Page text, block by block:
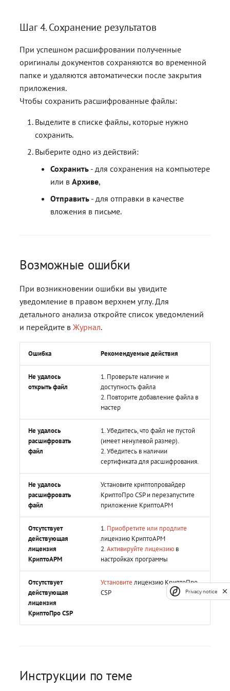
Шаг 4. Сохранение результатов
При успешном расшифровании полученные
оригиналы документов сохраняются во временной
папке и удаляются автоматически после закрытия
приложения.
Чтобы сохранить расшифрованные файлы:
Выделите в списке файлы, которые нужно
сохранить.
Выберите одно из действий:
Сохранить - для сохранения на компьютере
или вАрхиве,
Отправить - для отправки в качестве
вложения в письме.
Возможные ошибки
При возникновении ошибки вы увидите
уведомление в правом верхнем углу. Для
детального анализа откройте список уведомлений
и перейдите вЖурнал.
Ошибка Рекомендуемые действия
Не удалось
открыть файл
1. Проверьте наличие и
доступность файла
2. Повторите добавление файла в
мастер
Не удалось
расшифровать
файл
1. Убедитесь, что файл не пустой
(имеет ненулевой размер).
2. Убедитесь в наличии
сертификата для расшифрования.
Не удалось
расшифровать
файл
Установите криптопровайдер
КриптоПро CSP и перезапустите
приложение КриптоАРМ
Отсутствует
действующая
лицензия
КриптоАРМ
1. Приобретите или продлите
лицензию КриптоАРМ
2.Активируйте лицензию в
настройках программы
Отсутствует
действующая
лицензия
КриптоПро СSP
Установите лицензию КриптоПро
CSP
Инструкции по теме
Privacy notice